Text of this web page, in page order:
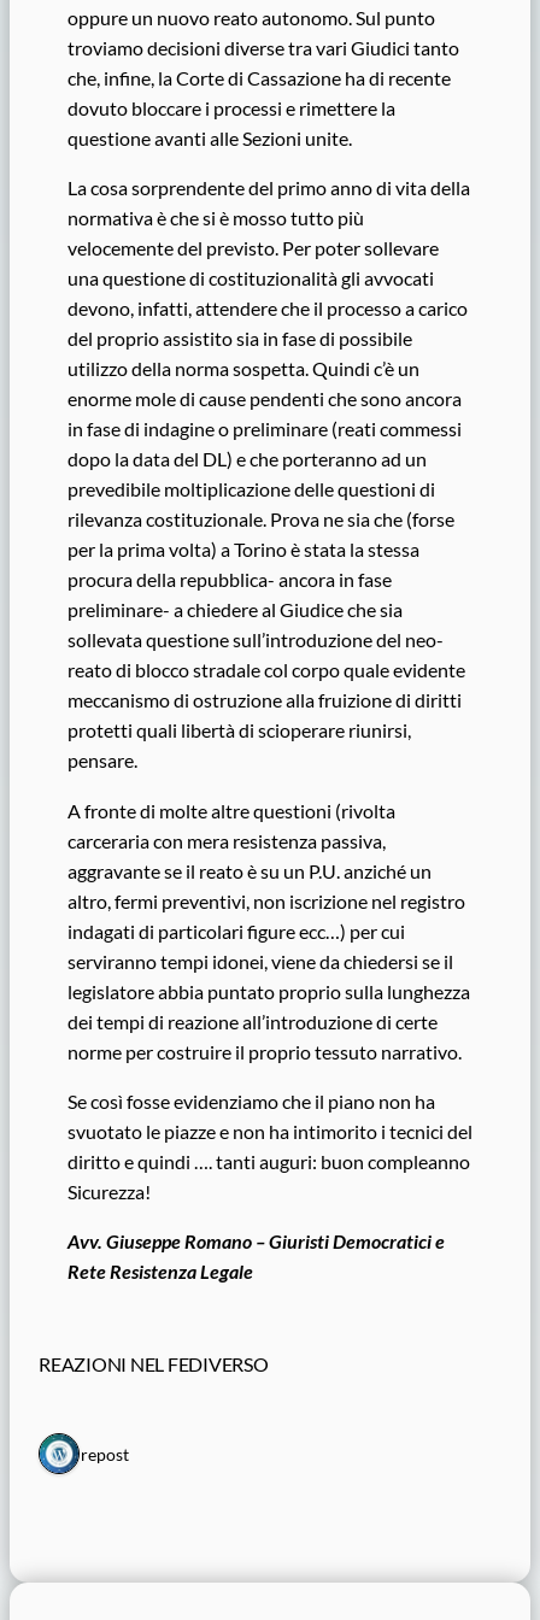
oppure un nuovo reato autonomo. Sul punto
troviamo decisioni diverse tra vari Giudici tanto
che, infine, la Corte di Cassazione ha di recente
dovuto bloccare i processi e rimettere la
questione avanti alle Sezioni unite.
La cosa sorprendente del primo anno di vita della
normativa è che si è mosso tutto più
velocemente del previsto. Per poter sollevare
una questione di costituzionalità gli avvocati
devono, infatti, attendere che il processo a carico
del proprio assistito sia in fase di possibile
utilizzo della norma sospetta. Quindi c’è un
enorme mole di cause pendenti che sono ancora
in fase di indagine o preliminare (reati commessi
dopo la data del DL) e che porteranno ad un
prevedibile moltiplicazione delle questioni di
rilevanza costituzionale. Prova ne sia che (forse
per la prima volta) a Torino è stata la stessa
procura della repubblica- ancora in fase
preliminare- a chiedere al Giudice che sia
sollevata questione sull’introduzione del neo-
reato di blocco stradale col corpo quale evidente
meccanismo di ostruzione alla fruizione di diritti
protetti quali libertà di scioperare riunirsi,
pensare.
A fronte di molte altre questioni (rivolta
carceraria con mera resistenza passiva,
aggravante se il reato è su un P.U. anziché un
altro, fermi preventivi, non iscrizione nel registro
indagati di particolari figure ecc…) per cui
serviranno tempi idonei, viene da chiedersi se il
legislatore abbia puntato proprio sulla lunghezza
dei tempi di reazione all’introduzione di certe
norme per costruire il proprio tessuto narrativo.
Se così fosse evidenziamo che il piano non ha
svuotato le piazze e non ha intimorito i tecnici del
diritto e quindi …. tanti auguri: buon compleanno
Sicurezza!
Avv. Giuseppe Romano – Giuristi Democratici e
Rete Resistenza Legale
REAZIONI NEL FEDIVERSO
1 repost